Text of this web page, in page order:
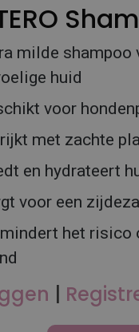
milde shampoo
huid
voor
met zachte
en hydrateert
voor een
het risico
|